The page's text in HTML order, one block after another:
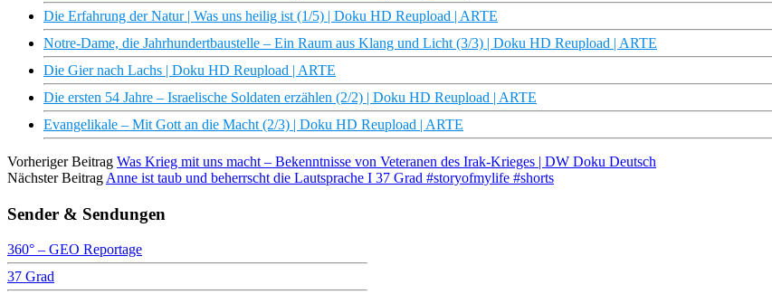
Die Erfahrung der Natur | Was uns heilig ist (1/5) | Doku HD Reupload | ARTE
Notre-Dame, die Jahrhundertbaustelle – Ein Raum aus Klang und Licht (3/3) | Doku HD Reupload | ARTE
Die Gier nach Lachs | Doku HD Reupload | ARTE
Die ersten 54 Jahre – Israelische Soldaten erzählen (2/2) | Doku HD Reupload | ARTE
Evangelikale – Mit Gott an die Macht (2/3) | Doku HD Reupload | ARTE
Vorheriger Beitrag Was Krieg mit uns macht – Bekenntnisse von Veteranen des Irak-Krieges | DW Doku Deutsch
Nächster Beitrag Anne ist taub und beherrscht die Lautsprache I 37 Grad #storyofmylife #shorts
Sender & Sendungen
360° – GEO Reportage
37 Grad